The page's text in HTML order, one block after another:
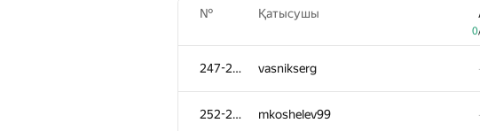
№ Қатысушы
0
247-251 vasnikserg
252-253 mkoshelev99